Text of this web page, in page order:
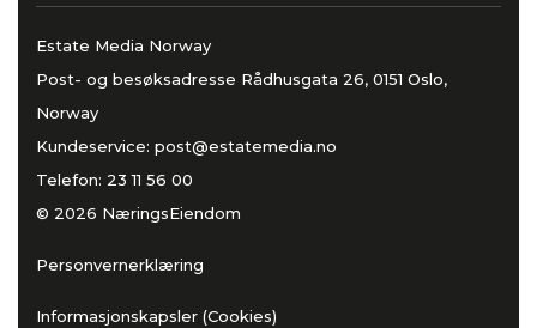
Estate Media Norway
Post- og besøksadresse Rådhusgata 26, 0151 Oslo,
Norway
Kundeservice: post@estatemedia.no
Telefon: 23 11 56 00
© 2026 NæringsEiendom
Personvernerklæring
Informasjonskapsler (Cookies)